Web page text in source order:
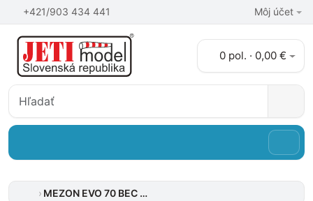
+421/903 434 441 Môj účet
0 pol. · 0,00 €
MEZON EVO 70 BEC LMR